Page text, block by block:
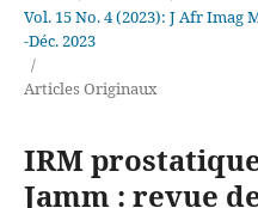
Vol. 15 No. 4 (2023): J Afr Imag
-Déc. 2023
/
Articles Originaux
IRM
Jamm : revue